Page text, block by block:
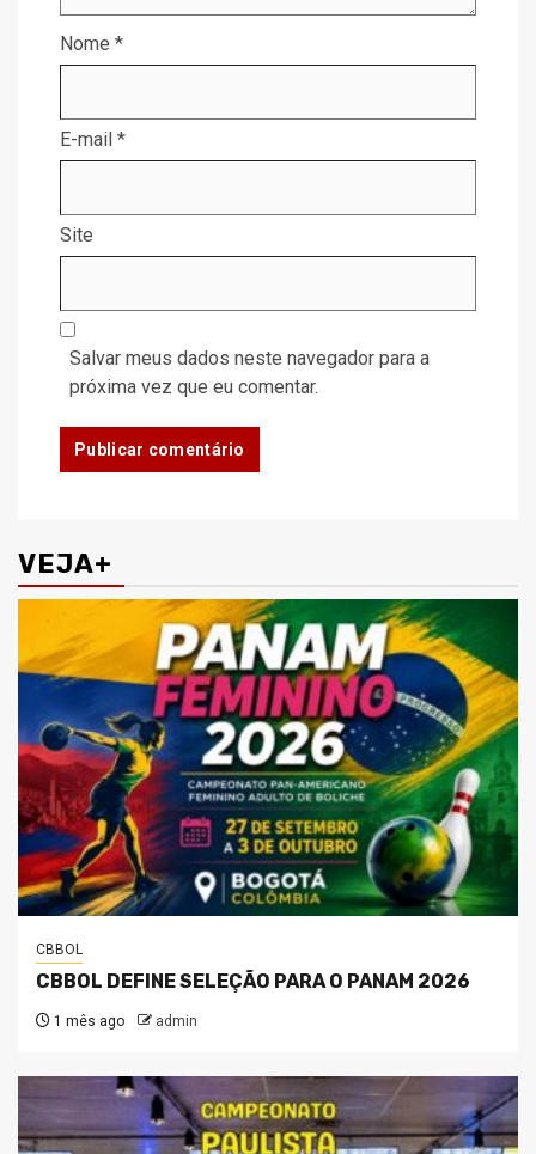
Nome *
E-mail *
Site
Salvar meus dados neste navegador para a
próxima vez que eu comentar.
VEJA+
CBBOL
CBBOL DEFINE SELEÇÃO PARA O PANAM 2026
1 mês ago admin